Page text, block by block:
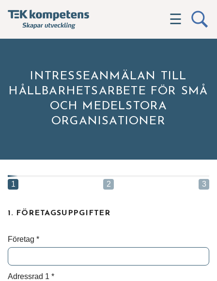
☰
INTRESSEANMÄLAN TILL
HÅLLBARHETSARBETE FÖR SMÅ
OCH MEDELSTORA
ORGANISATIONER
1 2 3
1. FÖRETAGSUPPGIFTER
Företag *
Adressrad 1 *
Hittar du inte utbildningen du söker?
Skriv till oss om vad du har för behov och
önskemål, så återkommer vi med svar.
Förnamn*